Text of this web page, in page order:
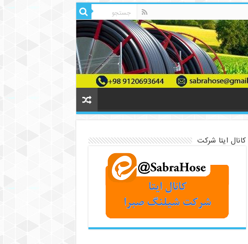
کانال ایتا شرکت